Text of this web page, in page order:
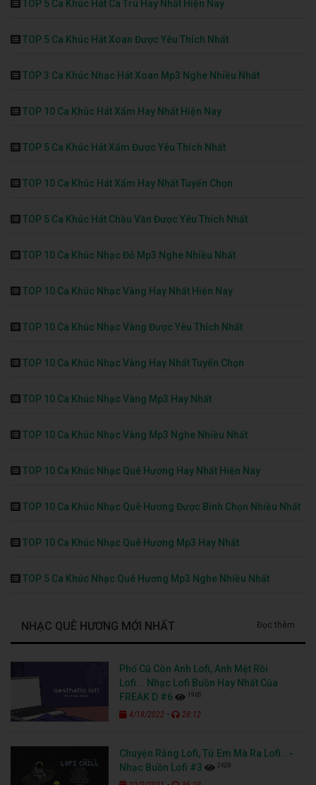
TOP 5 Ca Khúc Hát Ca Trù Hay Nhất Hiện Nay
TOP 5 Ca Khúc Hát Xoan Được Yêu Thích Nhất
TOP 3 Ca Khúc Nhạc Hát Xoan Mp3 Nghe Nhiều Nhất
TOP 10 Ca Khúc Hát Xẩm Hay Nhất Hiện Nay
TOP 5 Ca Khúc Hát Xẩm Được Yêu Thích Nhất
TOP 10 Ca Khúc Hát Xẩm Hay Nhất Tuyển Chọn
TOP 5 Ca Khúc Hát Chầu Văn Được Yêu Thích Nhất
TOP 10 Ca Khúc Nhạc Đỏ Mp3 Nghe Nhiều Nhất
TOP 10 Ca Khúc Nhạc Vàng Hay Nhất Hiện Nay
TOP 10 Ca Khúc Nhạc Vàng Được Yêu Thích Nhất
TOP 10 Ca Khúc Nhạc Vàng Hay Nhất Tuyển Chọn
TOP 10 Ca Khúc Nhạc Vàng Mp3 Hay Nhất
TOP 10 Ca Khúc Nhạc Vàng Mp3 Nghe Nhiều Nhất
TOP 10 Ca Khúc Nhạc Quê Hương Hay Nhất Hiện Nay
TOP 10 Ca Khúc Nhạc Quê Hương Được Bình Chọn Nhiều Nhất
TOP 10 Ca Khúc Nhạc Quê Hương Mp3 Hay Nhất
TOP 5 Ca Khúc Nhạc Quê Hương Mp3 Nghe Nhiều Nhất
NHẠC QUÊ HƯƠNG MỚI NHẤT Đọc thêm
Phố Cũ Còn Anh Lofi, Anh Mệt Rồi
Lofi... Nhạc Lofi Buồn Hay Nhất Của
FREAK D #6
1965
4/18/2022 - 28:12
Chuyện Rằng Lofi, Từ Em Mà Ra Lofi...-
Nhạc Buồn Lofi #3
2628